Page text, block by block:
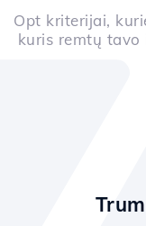
Opt kriterijai,
kuris remtų tavo